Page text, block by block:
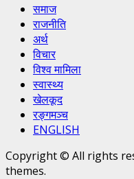
समाज
राजनीति
अर्थ
विचार
विश्व मामिला
स्वास्थ्य
खेलकूद
रङ्गमञ्च
ENGLISH
Copyright © All rights
themes.